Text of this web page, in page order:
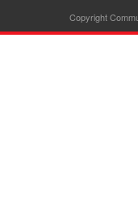
Copyright